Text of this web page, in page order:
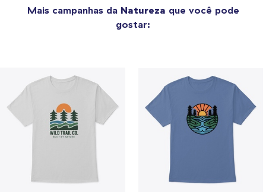
Mais campanhas da Natureza que você pode
gostar: